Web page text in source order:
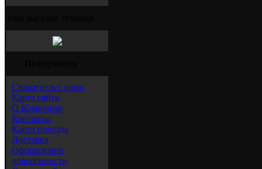
Свяжитесь с нами
Карта сайта
О Компании
Контакты
Карта проезда
Доставка
Оформление
доверенности